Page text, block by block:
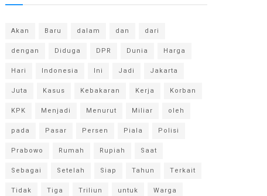
Akan Baru dalam dan
dari
dengan
Diduga DPR Dunia
Harga
Hari
Indonesia Ini Jadi
Jakarta
Juta
Kasus Kebakaran Kerja
Korban
KPK
Menjadi Menurut Miliar
oleh
pada
Pasar Persen Piala
Polisi
Prabowo
Rumah Rupiah
Saat
Sebagai
Setelah Siap Tahun
Terkait
Tidak
Tiga Triliun untuk
Warga